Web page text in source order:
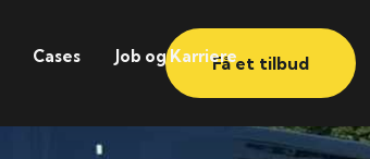
Cases Job og KarriereFå et tilbud